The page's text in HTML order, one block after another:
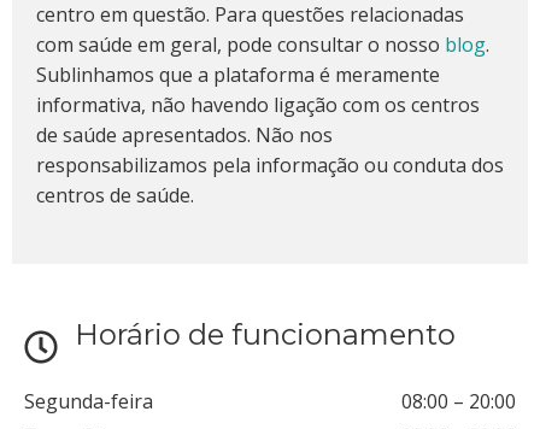
Horário de funcionamento
Segunda-feira 08:00 – 20:00
centro em questão. Para questões relacionadas
com saúde em geral, pode consultar o nosso blog.
Sublinhamos que a plataforma é meramente
informativa, não havendo ligação com os centros
de saúde apresentados. Não nos
responsabilizamos pela informação ou conduta dos
centros de saúde.